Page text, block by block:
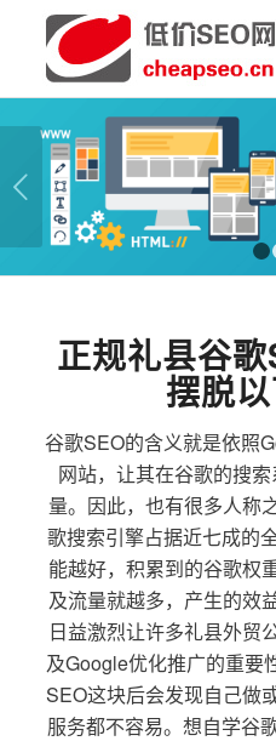
正规礼县谷
摆脱
谷歌SEO的含义就是依照
网站，让其在谷歌的搜
量。因此，也有很多人称
歌搜索引擎占据近七成的
能越好，积累到的谷歌权
及流量就越多，产生的效
日益激烈让许多礼县外贸
及Google优化推广的重要
SEO这块后会发现自己做
服务都不容易。想自学谷